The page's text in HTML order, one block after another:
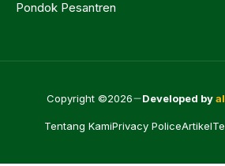
Pondok Pesantren
Copyright ©2026 Developed by
Tentang KamiPrivacy PoliceArtikel